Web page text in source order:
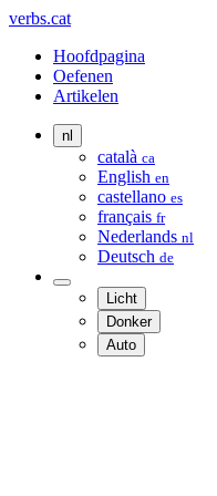
verbs.cat
Hoofdpagina
Oefenen
Artikelen
nl
català ca
English en
castellano es
français fr
Nederlands nl
Deutsch de
Licht
Donker
Auto